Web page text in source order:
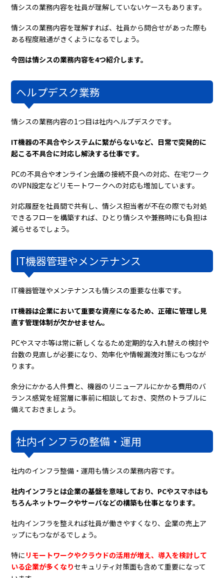
情シスの業務内容を社員が理解していないケースもあります。
情シスの業務内容を理解すれば、社員から問合せがあった際も
ある程度融通がきくようになるでしょう。
今回は情シスの業務内容を4つ紹介します。
ヘルプデスク業務
情シスの業務内容の1つ目は社内ヘルプデスクです。
IT機器の不具合やシステムに繋がらないなど、日常で突発的に
起こる不具合に対応し解決する仕事です。
PCの不具合やオンライン会議の接続不良への対応、在宅ワーク
のVPN設定などリモートワークへの対応も増加しています。
対応履歴を社員間で共有し、情シス担当者が不在の際でも対処
できるフローを構築すれば、ひとり情シスや兼務時にも負担は
減らせるでしょう。
IT機器管理やメンテナンス
IT機器管理やメンテナンスも情シスの重要な仕事です。
IT機器は企業において重要な資産になるため、正確に管理し見
直す管理体制が欠かせません。
PCやスマホ等は常に新しくなるため定期的な入れ替えの検討や
台数の見直しが必要になり、効率化や情報漏洩対策にもつなが
ります。
余分にかかる人件費と、機器のリニューアルにかかる費用のバ
ランス感覚を経営層に事前に相談しておき、突然のトラブルに
備えておきましょう。
社内インフラの整備・運用
社内のインフラ整備・運用も情シスの業務内容です。
社内インフラとは企業の基盤を意味しており、PCやスマホはも
ちろんネットワークやサーバなどの構築も仕事となります。
社内インフラを整えれば社員が働きやすくなり、企業の売上ア
ップにもつながるでしょう。
特に リモートワークやクラウドの活用が増え、導入を検討して
いる企業が多くなりセキュリティ対策面も含めて重要になって